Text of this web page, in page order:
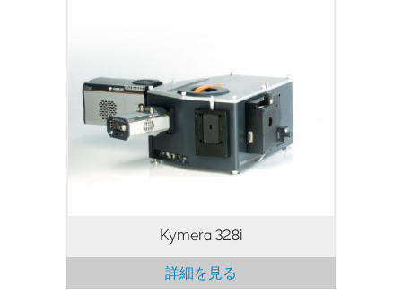
物理・生命科学向けのインテリジェントな
マルチモーダル分光プラットフォーム
Kymera 328i
詳細を見る